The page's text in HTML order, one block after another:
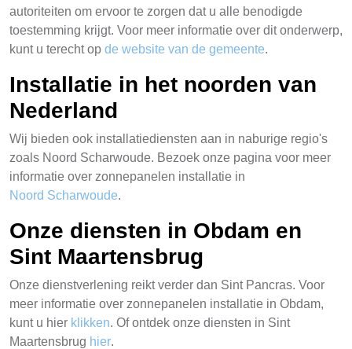
autoriteiten om ervoor te zorgen dat u alle benodigde
toestemming krijgt. Voor meer informatie over dit onderwerp,
kunt u terecht op de website van de gemeente.
Installatie in het noorden van
Nederland
Wij bieden ook installatiediensten aan in naburige regio's
zoals Noord Scharwoude. Bezoek onze pagina voor meer
informatie over zonnepanelen installatie in
Noord Scharwoude.
Onze diensten in Obdam en
Sint Maartensbrug
Onze dienstverlening reikt verder dan Sint Pancras. Voor
meer informatie over zonnepanelen installatie in Obdam,
kunt u hier klikken. Of ontdek onze diensten in Sint
Maartensbrug hier.